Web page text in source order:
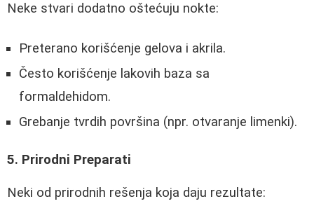
Neke stvari dodatno oštećuju nokte:
Preterano korišćenje gelova i akrila.
Često korišćenje lakovih baza sa
formaldehidom.
Grebanje tvrdih površina (npr. otvaranje limenki).
5. Prirodni Preparati
Neki od prirodnih rešenja koja daju rezultate: